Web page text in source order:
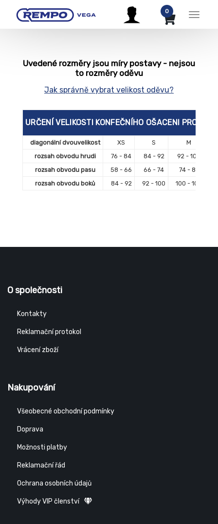
Menu
0
Uvedené rozměry jsou míry postavy - nejsou
to rozměry oděvu
Jak správně vybrat velikost oděvu?
URČENÍ VELIKOSTI KONFEČNÍHO OŠACENI PRO
diagonální dvouvelikost XS S
M
rozsah obvodu hrudi
76 - 84 84 - 92 92 - 100
rozsah obvodu pasu
58 - 66 66 - 74 74 - 82
rozsah obvodu boků
84 - 92 92 - 100 100 - 108
O společnosti
Kontakty
Reklamační protokol
Vrácení zboží
Nakupování
Všeobecné obchodní podmínky
Doprava
Možnosti platby
Reklamační řád
Ochrana osobních údajů
Výhody VIP členství